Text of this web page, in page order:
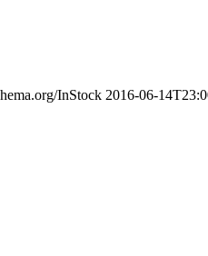
InStock 2016-06-